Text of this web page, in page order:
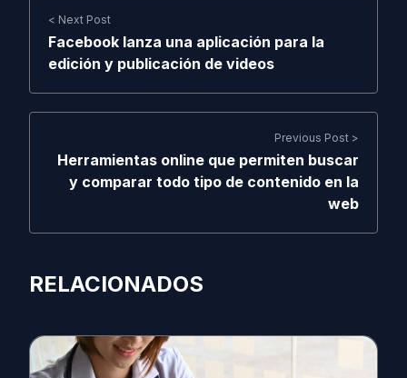
< Next Post
Facebook lanza una aplicación para la
edición y publicación de videos
Previous Post >
Herramientas online que permiten buscar
y comparar todo tipo de contenido en la
web
RELACIONADOS